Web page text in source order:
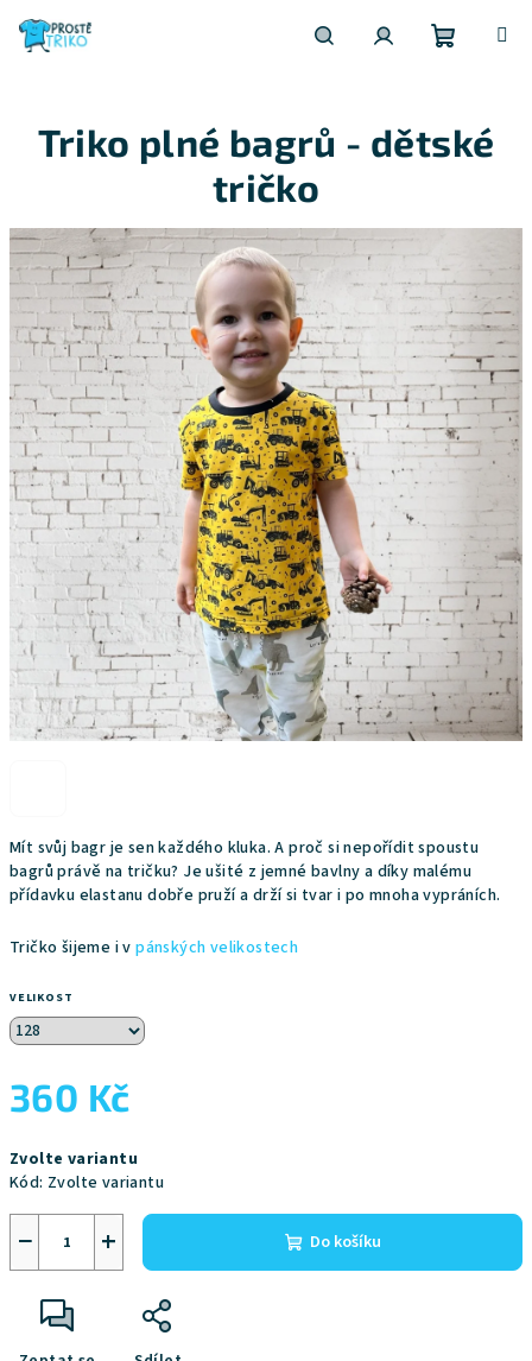
obsah
košík
Mít svůj bagr je sen každého kluka. A proč si nepořídit spoustu
bagrů právě na tričku? Je ušité z jemné bavlny a díky malému
přídavku elastanu dobře pruží a drží si tvar i po mnoha vypráních.
Tričko šijeme i vpánských velikostech
VELIKOST
360 Kč
cena:
Zvolte variantu
Kód: Zvolte variantu
+
− Do košíku
Triko plné bagrů - dětské
tričko